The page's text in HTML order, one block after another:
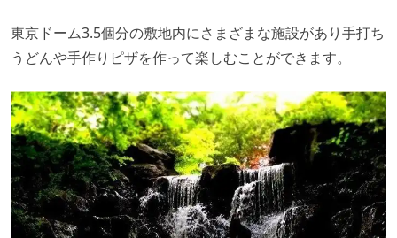
東京ドーム3.5個分の敷地内にさまざまな施設があり手打ち
うどんや手作りピザを作って楽しむことができます。